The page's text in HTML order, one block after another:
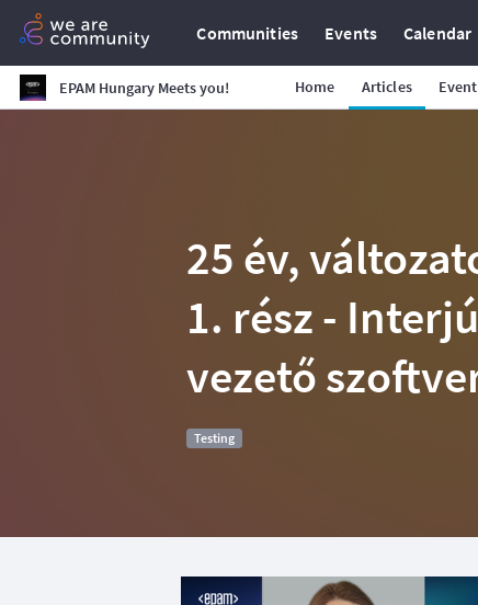
Communities Events Calendar
EPAM Hungary Meets you! Home Articles
25 év,
1. rész -
vezető
Testing